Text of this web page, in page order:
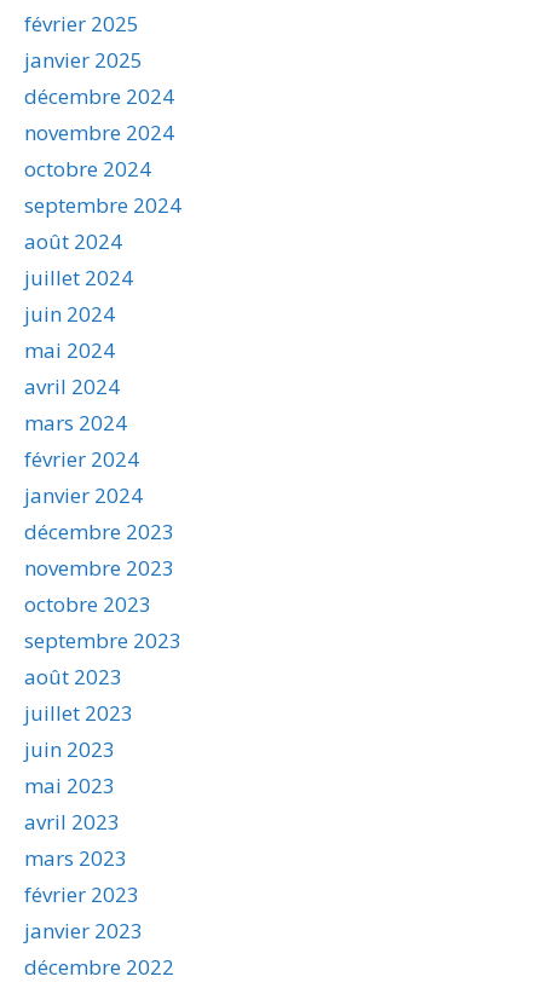
février 2025
janvier 2025
décembre 2024
novembre 2024
octobre 2024
septembre 2024
août 2024
juillet 2024
juin 2024
mai 2024
avril 2024
mars 2024
février 2024
janvier 2024
décembre 2023
novembre 2023
octobre 2023
septembre 2023
août 2023
juillet 2023
juin 2023
mai 2023
avril 2023
mars 2023
février 2023
janvier 2023
décembre 2022